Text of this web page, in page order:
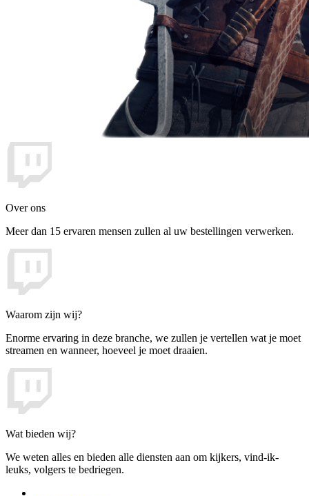
Over ons
Meer dan 15 ervaren mensen zullen al uw bestellingen verwerken.
Waarom zijn wij?
Enorme ervaring in deze branche, we zullen je vertellen wat je moet
streamen en wanneer, hoeveel je moet draaien.
Wat bieden wij?
We weten alles en bieden alle diensten aan om kijkers, vind-ik-
leuks, volgers te bedriegen.